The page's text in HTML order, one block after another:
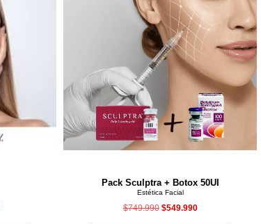
Pack Sculptra + Botox 50UI
Estética Facial
$749.990 $549.990